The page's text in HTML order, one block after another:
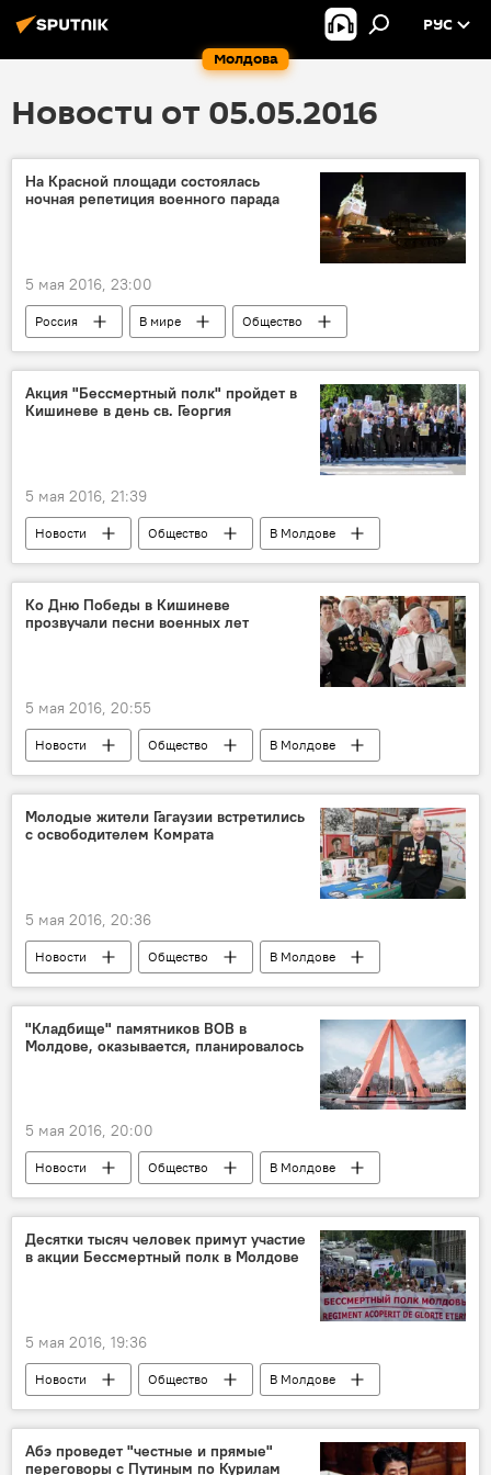
Молдова
РУС
Новости от 05.05.2016
На Красной площади состоялась
ночная репетиция военного парада
5 мая 2016, 23:00
Россия В мире
Общество
Великая Победа: 74-я годовщина
Россия
Военный парад
репетиция парада
Акция "Бессмертный полк" пройдет в
Кишиневе в день св. Георгия
5 мая 2016, 21:39
Новости Общество
В Молдове
Великая Победа: 74-я годовщина
акция "Бессмертный полк"
Ко Дню Победы в Кишиневе
прозвучали песни военных лет
5 мая 2016, 20:55
Новости Общество
В Молдове
Великая Победа: 74-я годовщина
Кишинев
Республика Молдова
Фарит Мухаметшин
Алла Мироник
ветераны
Молодые жители Гагаузии встретились
с освободителем Комрата
5 мая 2016, 20:36
Новости Общество
В Молдове
Великая Победа: 74-я годовщина
Республика Молдова
Комрат
Гагаузия
Владимир Войцехович
ветеран
День Победы
"Кладбище" памятников ВОВ в
Молдове, оказывается, планировалось
5 мая 2016, 20:00
Новости Общество
В Молдове
Великая Победа: 74-я годовщина
Республика Молдова
Алла Мироник
Великая Отечественная война
защита
Десятки тысяч человек примут участие
в акции Бессмертный полк в Молдове
5 мая 2016, 19:36
Новости Общество
В Молдове
Великая Победа: 74-я годовщина
Кишинев
Республика Молдова
Николай Паскару
Абэ проведет "честные и прямые"
переговоры с Путиным по Курилам